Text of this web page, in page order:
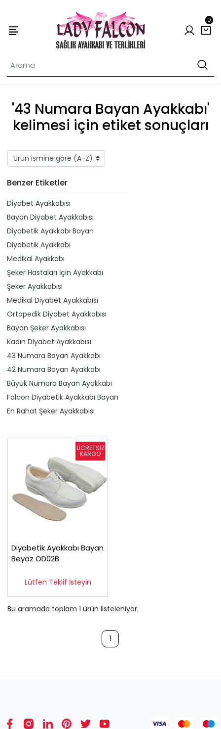
0
'43 Numara Bayan Ayakkabı'
kelimesi için etiket sonuçları
Benzer Etiketler
Diyabet Ayakkabısı
Bayan Diyabet Ayakkabısı
Diyabetik Ayakkabı Bayan
Diyabetik Ayakkabı
Medikal Ayakkabı
Şeker Hastaları İçin Ayakkabı
Şeker Ayakkabısı
Medikal Diyabet Ayakkabısı
Ortopedik Diyabet Ayakkabısı
Bayan Şeker Ayakkabısı
Kadın Diyabet Ayakkabısı
43 Numara Bayan Ayakkabı
42 Numara Bayan Ayakkabı
Büyük Numara Bayan Ayakkabı
Falcon Diyabetik Ayakkabı Bayan
En Rahat Şeker Ayakkabısı
Diyabetik Ayakkabı Bayan
Beyaz OD02B
Lütfen Teklif İsteyin
Bu aramada toplam 1 ürün listeleniyor.
1